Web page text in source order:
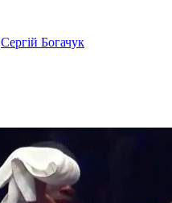
Сергій Богачук